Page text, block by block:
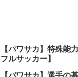
【パワサカ】特殊能
フルサッカー】